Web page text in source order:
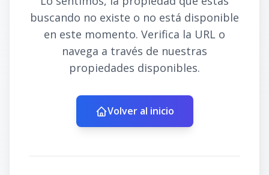
buscando no existe o no está disponible
en este momento. Verifica la URL o
navega a través de nuestras
propiedades disponibles.
Volver al inicio